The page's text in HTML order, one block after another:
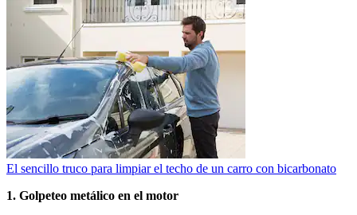
El sencillo truco para limpiar el techo de un carro con bicarbonato
1. Golpeteo metálico en el motor